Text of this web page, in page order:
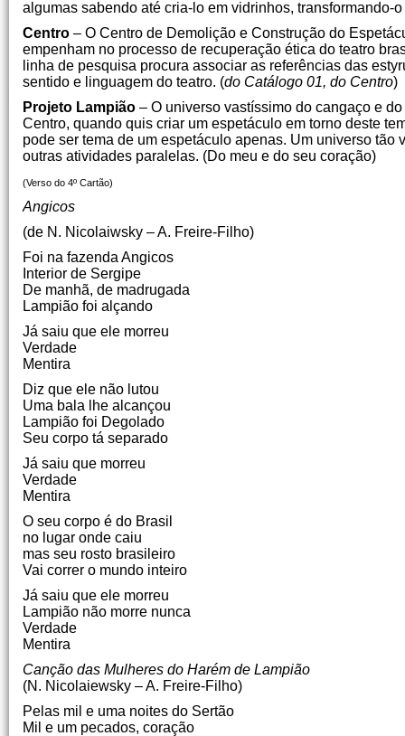
algumas sabendo até cria-lo em vidrinhos, transformando-
Centro – O Centro de Demolição e Construção do
empenham no processo de recuperação ética do teatro
linha de pesquisa procura associar as referências das
sentido e linguagem do teatro. (do Catálogo 01, do Centro)
Projeto Lampião – O universo vastíssimo do cangaço e
Centro, quando quis criar um espetáculo em torno deste
pode ser tema de um espetáculo apenas. Um universo
outras atividades paralelas. (Do meu e do seu coração)
(Verso do 4º Cartão)
Angicos
(de N. Nicolaiwsky – A. Freire-Filho)
Foi na fazenda Angicos
Interior de Sergipe
De manhã, de madrugada
Lampião foi alçando
Já saiu que ele morreu
Verdade
Mentira
Diz que ele não lutou
Uma bala lhe alcançou
Lampião foi Degolado
Seu corpo tá separado
Já saiu que morreu
Verdade
Mentira
O seu corpo é do Brasil
no lugar onde caiu
mas seu rosto brasileiro
Vai correr o mundo inteiro
Já saiu que ele morreu
Lampião não morre nunca
Verdade
Mentira
Canção das Mulheres do Harém de Lampião
(N. Nicolaiewsky – A. Freire-Filho)
Pelas mil e uma noites do Sertão
Mil e um pecados, coração